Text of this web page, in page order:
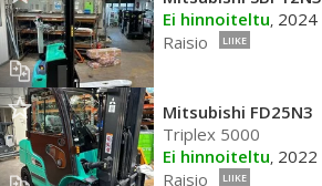
Ei hinnoiteltu, 2024
Raisio
LIIKE
Mitsubishi FD25N3
Triplex 5000
Ei hinnoiteltu, 2022
Raisio
LIIKE